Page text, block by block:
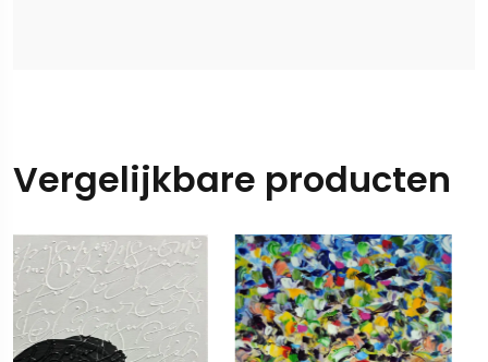
Vergelijkbare producten